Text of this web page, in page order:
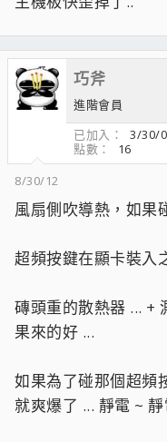
巧斧
進階會員
已加入
3/30/
點數
16
8/30/12
風扇側吹導熱，如果
超頻按鍵在顯卡裝入
磚頭重的散熱器 ... +
果來的好 ...
如果為了碰那個超頻
就爽爆了 ... 靜電 ~